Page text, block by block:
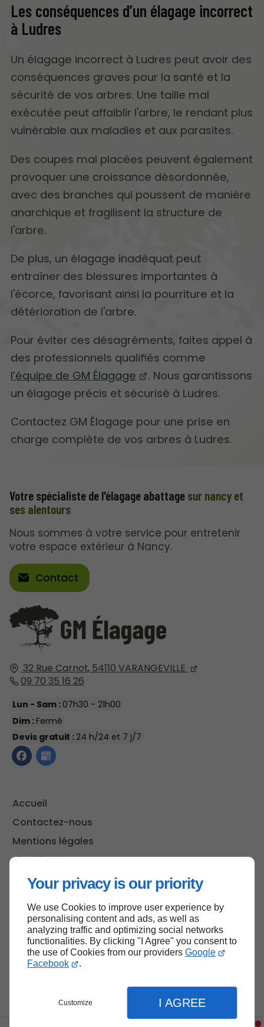
Your privacy is our priority
We use Cookies to improve user experience by
personalising content and ads, as well as
analyzing traffic and optimizing social networks
functionalities. By clicking "I Agree" you consent to
the use of Cookies from our providers Google
Facebook
.
Customize I AGREE
Les conséquences d’un élagage incorrect
à Ludres
Un élagage incorrect à Ludres peut avoir des
conséquences graves pour la santé et la
sécurité de vos arbres. Une taille mal
exécutée peut affaiblir l'arbre, le rendant plus
vulnérable aux maladies et aux parasites.
Des coupes mal placées peuvent également
provoquer une croissance désordonnée,
avec des branches qui poussent de manière
anarchique et fragilisent la structure de
l'arbre.
De plus, un élagage inadéquat peut
entraîner des blessures importantes à
l'écorce, favorisant ainsi la pourriture et la
détérioration de l'arbre.
Pour éviter ces désagréments, faites appel à
des professionnels qualifiés comme
l’équipe de GM Élagage
. Nous garantissons
un élagage précis et sécurisé à Ludres.
Contactez GM Élagage pour une prise en
charge complète de vos arbres à Ludres.
32 Rue Carnot, 54110 VARANGEVILLE
09 70 35 16 26
Lun - Sam : 07h30 - 21h00
Dim : Fermé
Devis gratuit : 24 h/24 et 7 j/7
Accueil
Contactez-nous
Mentions légales
Plan du site
Votre spécialiste de l'élagage abattage sur nancy et
ses alentours
Nous sommes à votre service pour entretenir
votre espace extérieur à Nancy.
Contact
Haut de page